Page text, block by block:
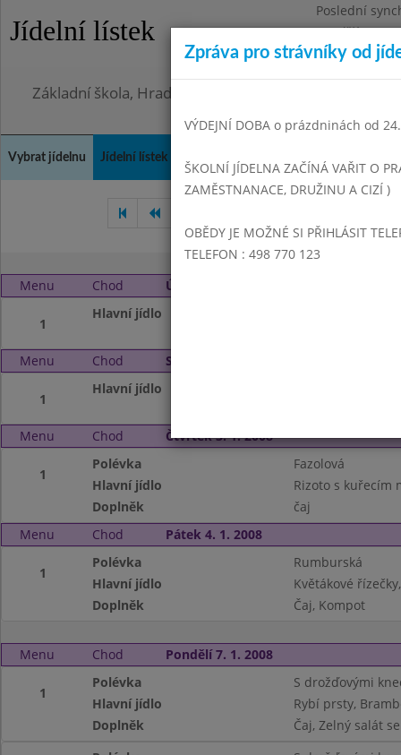
Jídelní lístek
Poslední
Pondělí
Omezení
Základní škola, Hradec Králové, Bezručova 1468
Vybrat jídelnu Jídelní lístek
Menu Chod Úterý 1. 1. 2008
1
Hlavní jídlo
Menu Chod Středa 2. 1. 2008
1
Hlavní jídlo
Menu Chod Čtvrtek 3. 1. 2008
1
Polévka
Fazolová
Hlavní jídlo
Rizoto s kuřecím
Doplněk
čaj
Menu
Chod Pátek 4. 1. 2008
1
Polévka
Rumburská
Hlavní jídlo
Květákové
Doplněk
Čaj, Kompot
Menu Chod Pondělí 7. 1. 2008
1
Polévka
S drožďovými
Hlavní jídlo
Rybí prsty,
Doplněk
Čaj, Zelný salát
Zpráva pro strávníky od
VÝDEJNÍ DOBA o prázdninách od
ŠKOLNÍ JÍDELNA ZAČÍNÁ VAŘIT O
ZAMĚSTNANACE, DRUŽINU A CIZÍ )
OBĚDY JE MOŽNÉ SI PŘIHLÁSIT
TELEFON : 498 770 123